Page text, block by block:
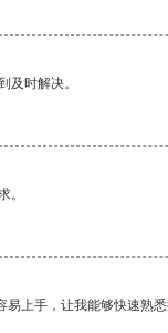
及时解决。
。
易上手，让我能够快速熟